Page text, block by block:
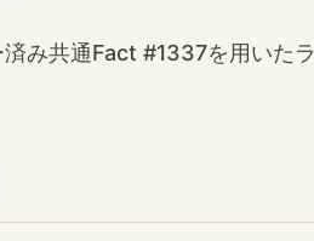
み共通Fact #1337を用いた